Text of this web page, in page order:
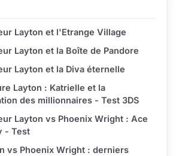
Layton et l'Etrange Village
Layton et la Boîte de Pandore
Layton et la Diva éternelle
Layton : Katrielle et la
des millionnaires - Test 3DS
Layton vs Phoenix Wright : Ace
- Test
vs Phoenix Wright : derniers